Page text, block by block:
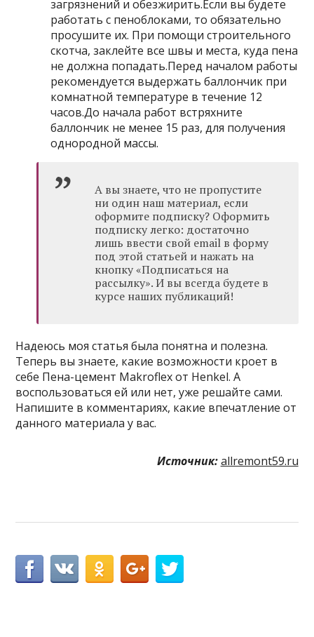
загрязнений и обезжирить.Если вы будете
работать с пеноблоками, то обязательно
просушите их. При помощи строительного
скотча, заклейте все швы и места, куда пена
не должна попадать.Перед началом работы
рекомендуется выдержать баллончик при
комнатной температуре в течение 12
часов.До начала работ встряхните
баллончик не менее 15 раз, для получения
однородной массы.
А вы знаете, что не пропустите
ни один наш материал, если
оформите подписку? Оформить
подписку легко: достаточно
лишь ввести свой email в форму
под этой статьей и нажать на
кнопку «Подписаться на
рассылку». И вы всегда будете в
курсе наших публикаций!
Надеюсь моя статья была понятна и полезна.
Теперь вы знаете, какие возможности кроет в
себе Пена-цемент Makroflex от Henkel. А
воспользоваться ей или нет, уже решайте сами.
Напишите в комментариях, какие впечатление от
данного материала у вас.
Источник: allremont59.ru